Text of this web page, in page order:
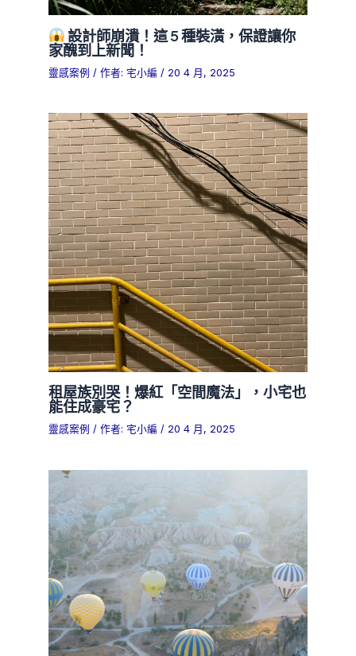
設計師崩潰！這 5 種裝潢，保證讓你
家醜到上新聞！
靈感案例 / 作者: 宅小編 / 20 4 月, 2025
租屋族別哭！爆紅「空間魔法」，小宅也
能住成豪宅？
靈感案例 / 作者: 宅小編/ 20 4 月, 2025